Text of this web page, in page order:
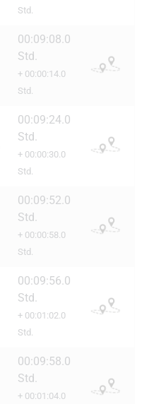
Std.
00:09:08.0
Std.
+ 00:00:14.0
Std.
00:09:24.0
Std.
+ 00:00:30.0
Std.
00:09:52.0
Std.
+ 00:00:58.0
Std.
00:09:56.0
Std.
+ 00:01:02.0
Std.
00:09:58.0
Std.
+ 00:01:04.0